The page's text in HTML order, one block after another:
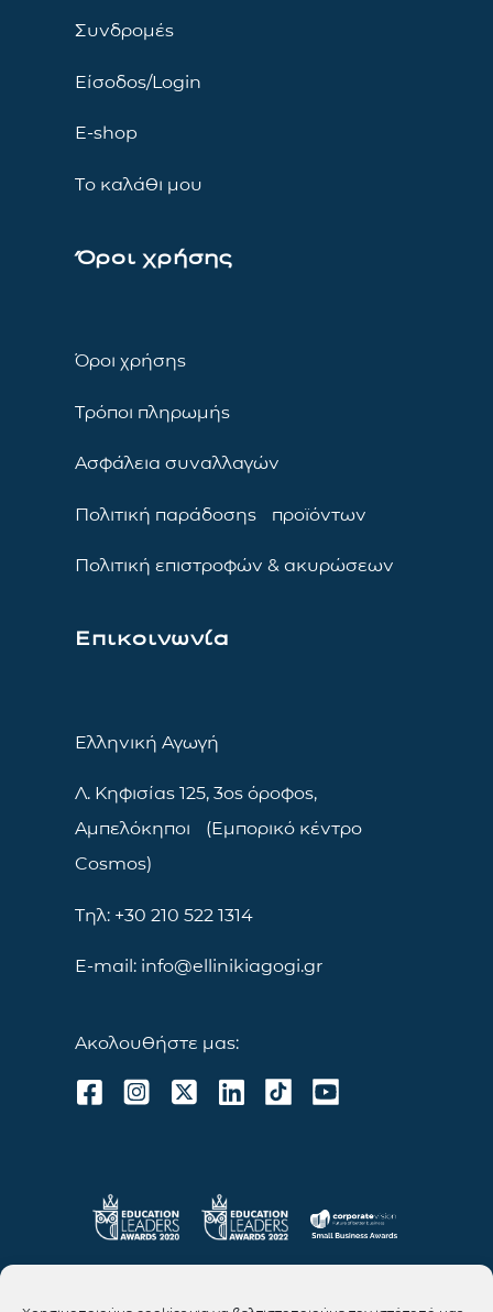
Συνδρομές
Είσοδος/Login
E-shop
Το καλάθι μου
Όροι χρήσης
Όροι χρήσης
Τρόποι πληρωμής
Ασφάλεια συναλλαγών
Πολιτική παράδοσης προϊόντων
Πολιτική επιστροφών & ακυρώσεων
Επικοινωνία
Ελληνική Αγωγή
Λ. Κηφισίας 125, 3ος όροφος,
Αμπελόκηποι (Εμπορικό κέντρο
Cosmos)
Τηλ: +30 210 522 1314
E-mail: info@ellinikiagogi.gr
Ακολουθήστε μας: